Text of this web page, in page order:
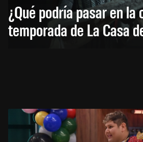
¿Qué podría pasar en la
temporada de La Casa